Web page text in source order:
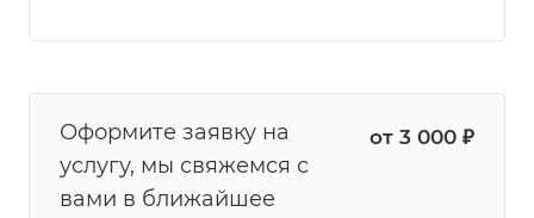
Оформите заявку на
услугу, мы свяжемся с
вами в ближайшее
от 3 000 ₽